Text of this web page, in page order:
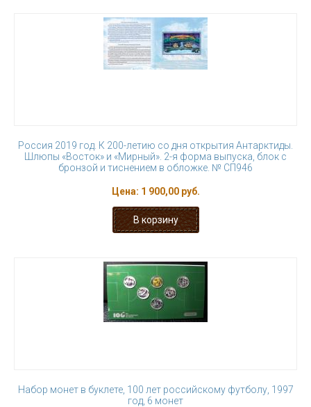
Россия 2019 год. К 200-летию со дня открытия Антарктиды.
Шлюпы «Восток» и «Мирный». 2-я форма выпуска, блок с
бронзой и тиснением в обложке. № СП946
Цена: 1 900,00 руб.
Набор монет в буклете, 100 лет российскому футболу, 1997
год, 6 монет